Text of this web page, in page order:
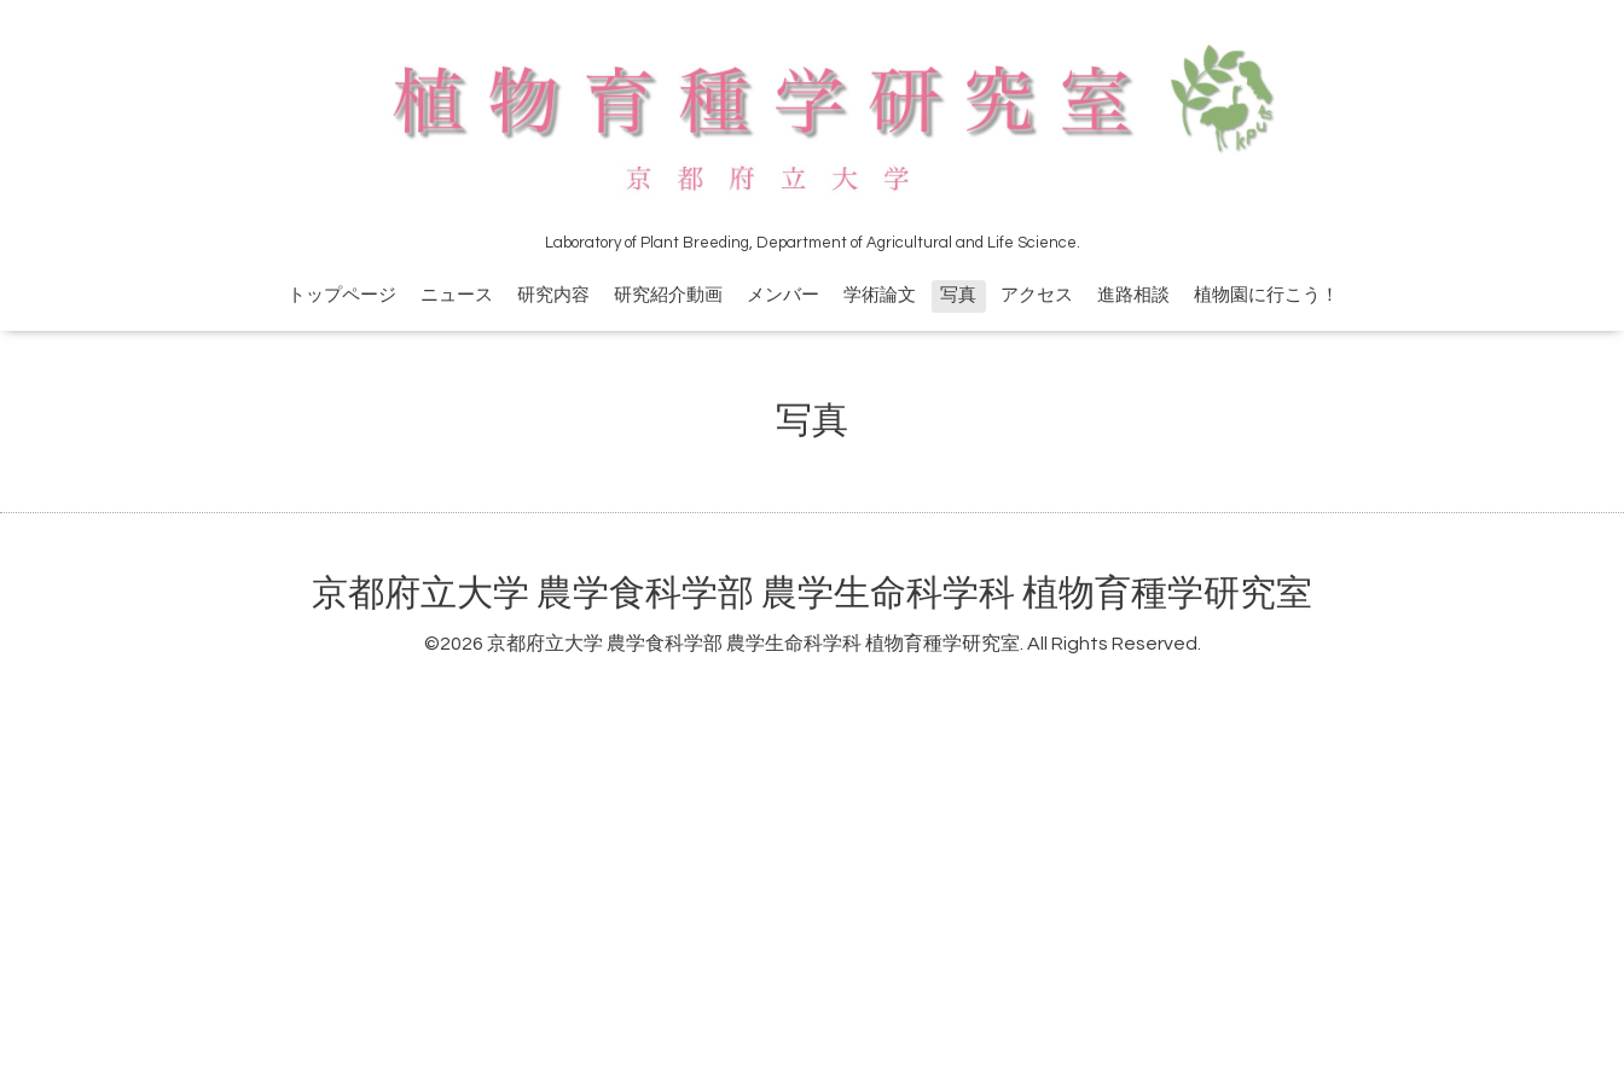
Laboratory of Plant Breeding, Department of Agricultural and Life Science.
トップページ ニュース 研究内容 研究紹介動画 メンバー 学術論文 写真 アクセス 進路相談 植物園に行こう！
写真
京都府立大学 農学食科学部 農学生命科学科 植物育種学研究室
©2026 京都府立大学 農学食科学部 農学生命科学科 植物育種学研究室 . All Rights Reserved.